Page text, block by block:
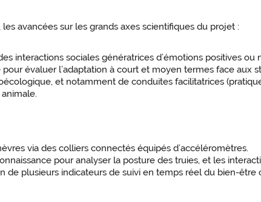
avancées sur les grands axes scientifiques du projet :
interactions sociales génératrices d’émotions positives ou
évaluer l’adaptation à court et moyen termes face aux
et notamment de conduites facilitatrices
via des colliers connectés équipés d’accéléromètres.
pour analyser la posture des truies, et les
de plusieurs indicateurs de suivi en temps réel du bien-